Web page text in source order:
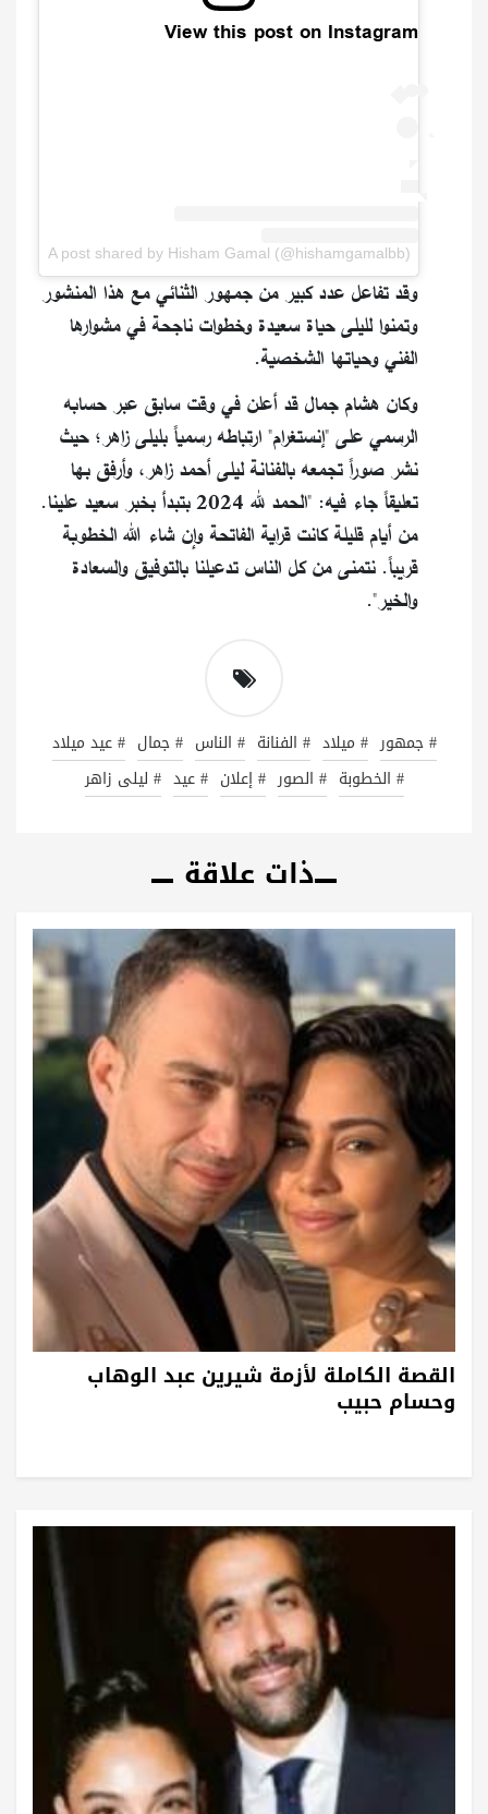
View this post on Instagram
A post shared by Hisham Gamal (@hishamgamalbb)
وقد تفاعل عدد كبير من جمهور الثنائي مع هذا المنشور
وتمنوا لليلى حياة سعيدة وخطوات ناجحة في مشوارها
الفني وحياتها الشخصية.
وكان هشام جمال قد أعلن في وقت سابق عبر حسابه
الرسمي على "إنستغرام" ارتباطه رسمياً بليلى زاهر؛ حيث
نشر صوراً تجمعه بالفنانة ليلى أحمد زاهر، وأرفق بها
تعليقاً جاء فيه: "الحمد لله 2024 بتبدأ بخبر سعيد علينا.
من أيام قليلة كانت قراية الفاتحة وإن شاء الله الخطوبة
قريباً. نتمنى من كل الناس تدعيلنا بالتوفيق والسعادة
والخير".
# جمهور # ميلاد # الفنانة # الناس # جمال # عيد ميلاد
# الخطوبة # الصور # إعلان # عيد # ليلى زاهر
ذات علاقة
القصة الكاملة لأزمة شيرين عبد الوهاب
وحسام حبيب